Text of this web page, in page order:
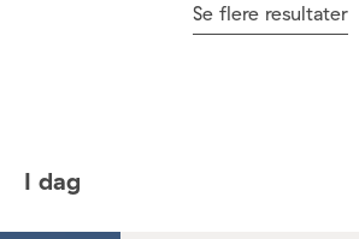
Se flere resultater
I dag